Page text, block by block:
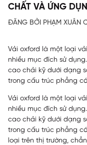
CHẤT VÀ ỨNG
ĐĂNG BỞI PHẠM XUÂN
Vải oxford là một loại
nhiều mục đích sử
cao chải kỹ dưới dạng
trong cấu trúc phẳng
Vải oxford là một loại
nhiều mục đích sử
cao chải kỹ dưới dạng
trong cấu trúc phẳng
loại trên thị trường,